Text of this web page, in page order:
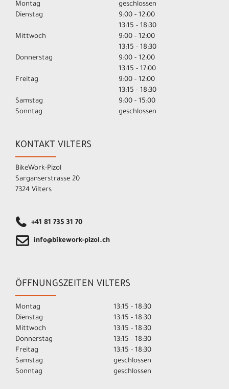
Montag
geschlossen
Dienstag
9:00 - 12:00
13:15 - 18:30
Mittwoch
9:00 - 12:00
13:15 - 18:30
Donnerstag
9:00 - 12:00
13:15 - 17:00
Freitag
9:00 - 12:00
13:15 - 18:30
Samstag
9:00 - 15:00
Sonntag
geschlossen
KONTAKT VILTERS
BikeWork-Pizol
Sarganserstrasse 20
7324 Vilters
+41 81 735 31 70
info@bikework-pizol.ch
ÖFFNUNGSZEITEN VILTERS
Montag
13:15 - 18:30
Dienstag
13:15 - 18:30
Mittwoch
13:15 - 18:30
Donnerstag
13:15 - 18:30
Freitag
13:15 - 18:30
Samstag
geschlossen
Sonntag
geschlossen